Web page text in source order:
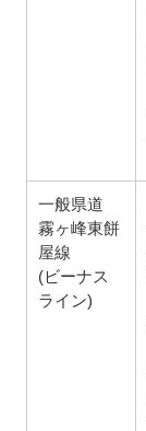
一般県道
霧ヶ峰東餅
屋線
(ビーナス
ライン)